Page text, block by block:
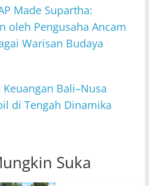
Made Supartha:
oleh Pengusaha Ancam
Warisan Budaya
Bali–Nusa
di Tengah Dinamika
Suka